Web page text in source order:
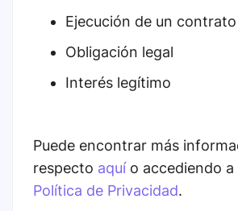
Ejecución de un contrato
Obligación legal
Interés legítimo
Puede encontrar más
respecto aquío accediendo a
Política de Privacidad.